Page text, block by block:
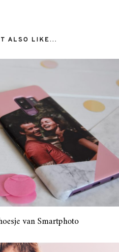
ALSO LIKE...
van Smartphoto